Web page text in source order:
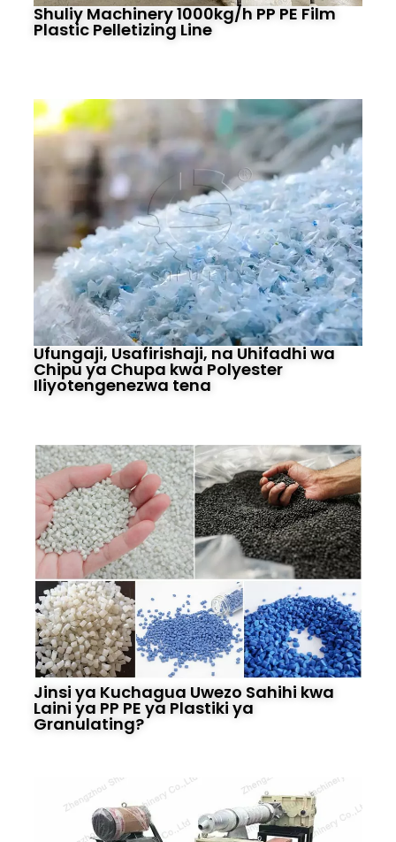
Shuliy Machinery 1000kg/h PP PE Film
Plastic Pelletizing Line
Ufungaji, Usafirishaji, na Uhifadhi wa
Chipu ya Chupa kwa Polyester
Iliyotengenezwa tena
Jinsi ya Kuchagua Uwezo Sahihi kwa
Laini ya PP PE ya Plastiki ya
Granulating?